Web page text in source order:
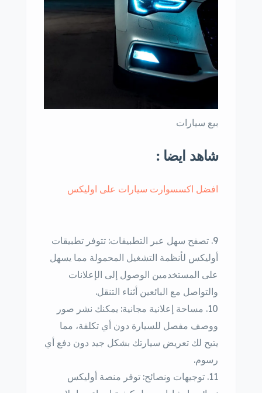
بيع سيارات
شاهد ايضا :
افضل اكسسوارت سيارات على اوليكس
تصفح سهل عبر التطبيقات: تتوفر تطبيقات
أوليكس لأنظمة التشغيل المحمولة مما يسهل
على المستخدمين الوصول إلى الإعلانات
والتواصل مع البائعين أثناء التنقل.
مساحة إعلانية مجانية: يمكنك نشر صور
ووصف مفصل للسيارة دون أي تكلفة، مما
يتيح لك تعريض سيارتك بشكل جيد دون دفع أي
رسوم.
توجيهات ونصائح: توفر منصة أوليكس